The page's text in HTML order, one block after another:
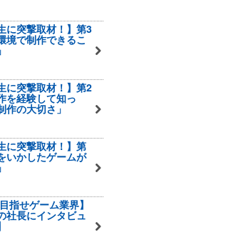
に突撃取材！】第3
境で制作できるこ
に突撃取材！】第2
を経験して知っ
作の大切さ」
に突撃取材！】第
いかしたゲームが
指せゲーム業界】
社長にインタビュ